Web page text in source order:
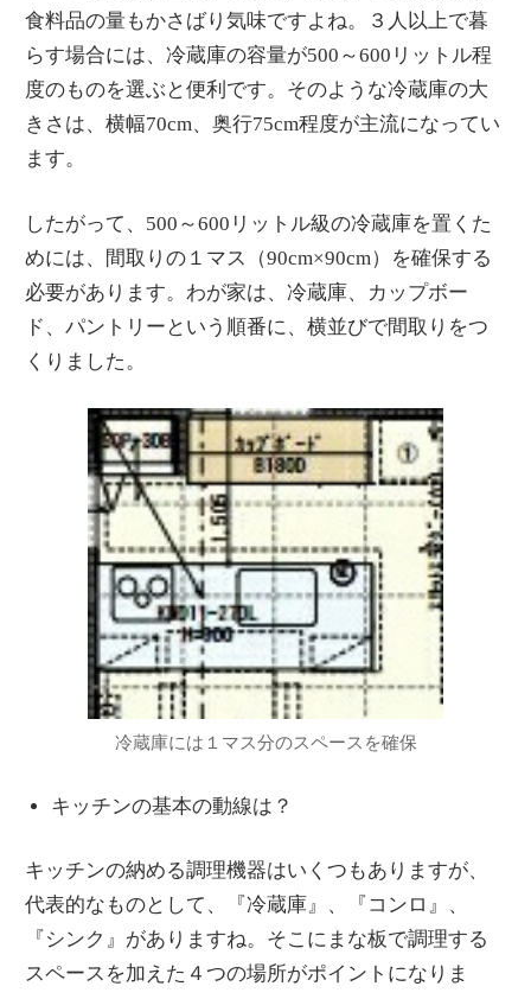
食料品の量もかさばり気味ですよね。３人以上で暮
らす場合には、冷蔵庫の容量が500～600リットル程
度のものを選ぶと便利です。そのような冷蔵庫の大
きさは、横幅70cm、奥行75cm程度が主流になってい
ます。
したがって、500～600リットル級の冷蔵庫を置くた
めには、間取りの１マス（90cm×90cm）を確保する
必要があります。わが家は、冷蔵庫、カップボー
ド、パントリーという順番に、横並びで間取りをつ
くりました。
冷蔵庫には１マス分のスペースを確保
キッチンの基本の動線は？
キッチンの納める調理機器はいくつもありますが、
代表的なものとして、『冷蔵庫』、『コンロ』、
『シンク』がありますね。そこにまな板で調理する
スペースを加えた４つの場所がポイントになりま